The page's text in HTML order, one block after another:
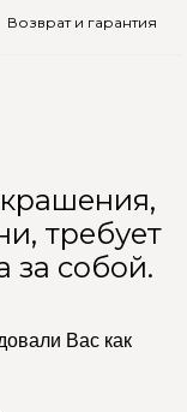
Возврат и гарантия
требует
за собой.
Вас как